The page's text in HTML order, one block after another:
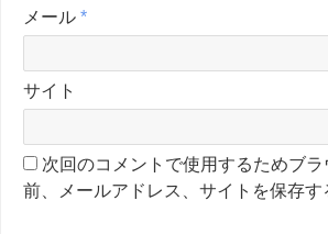
メール *
サイト
次回のコメントで使用するためブ
前、メールアドレス、サイトを保存す